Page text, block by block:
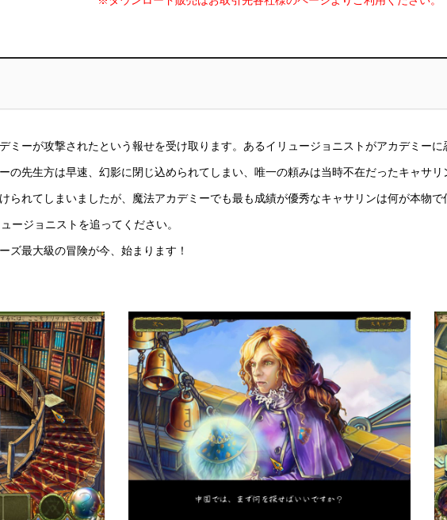
ミーが攻撃されたという報せを受け取ります。あるイリュージョニストがアカデミー
の先生方は早速、幻影に閉じ込められてしまい、唯一の頼みは当時不在だったキャサリ
られてしまいましたが、魔法アカデミーでも最も成績が優秀なキャサリンは何が本物
ージョニストを追ってください。
ズ最大級の冒険が今、始まります！